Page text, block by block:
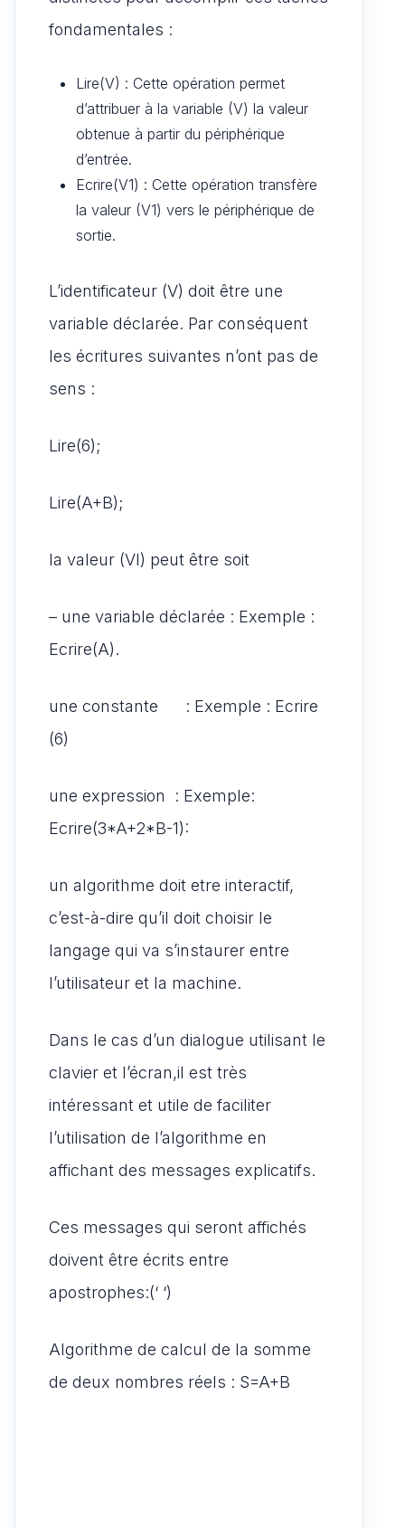
fondamentales :
Lire(V) : Cette opération permet
d’attribuer à la variable (V) la valeur
obtenue à partir du périphérique
d’entrée.
Ecrire(V1) : Cette opération transfère
la valeur (V1) vers le périphérique de
sortie.
L’identificateur (V) doit être une
variable déclarée. Par conséquent
les écritures suivantes n’ont pas de
sens :
Lire(6);
Lire(A+B);
la valeur (VI) peut être soit
– une variable déclarée : Exemple :
Ecrire(A).
une constante : Exemple : Ecrire
(6)
une expression : Exemple:
Ecrire(3*A+2*B-1):
un algorithme doit etre interactif,
c’est-à-dire qu’il doit choisir le
langage qui va s’instaurer entre
l’utilisateur et la machine.
Dans le cas d’un dialogue utilisant le
clavier et l’écran,il est très
intéressant et utile de faciliter
l’utilisation de l’algorithme en
affichant des messages explicatifs.
Ces messages qui seront affichés
doivent être écrits entre
apostrophes:(‘ ‘)
Algorithme de calcul de la somme
de deux nombres réels : S=A+B